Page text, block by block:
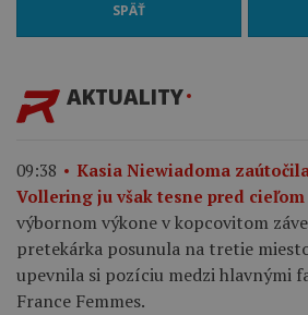
SPÄŤ
AKTUALITY
09:38
Kasia Niewiadoma
Vollering ju však tesne pred
výbornom výkone v kopcovitom
pretekárka posunula na tretie
upevnila si pozíciu medzi hlavnými
France Femmes.